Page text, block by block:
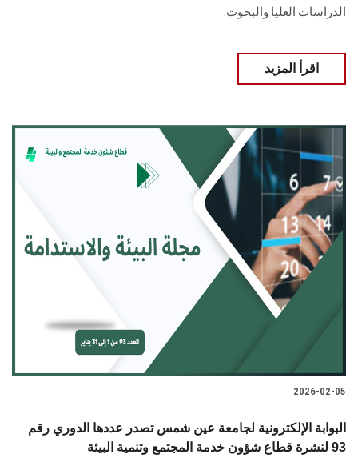
الدراسات العليا ‏والبحوث‎.‎
اقرأ المزيد
2026-02-05
البوابة الإلكترونية لجامعة عين شمس تصدر عددها الدوري رقم
93 لنشرة قطاع شؤون خدمة المجتمع وتنمية البيئة